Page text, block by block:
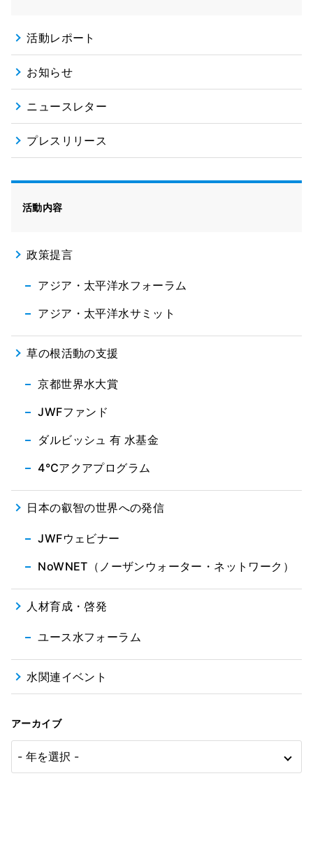
活動レポート
お知らせ
ニュースレター
プレスリリース
活動内容
政策提言
アジア・太平洋水フォーラム
アジア・太平洋水サミット
草の根活動の支援
京都世界水大賞
JWFファンド
ダルビッシュ 有 水基金
4℃アクアプログラム
日本の叡智の世界への発信
JWFウェビナー
NoWNET（ノーザンウォーター・ネットワーク）
人材育成・啓発
ユース水フォーラム
水関連イベント
アーカイブ